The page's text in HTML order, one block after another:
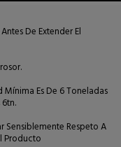
De Extender El
Es De 6 Toneladas
Sensiblemente Respeto A
Producto